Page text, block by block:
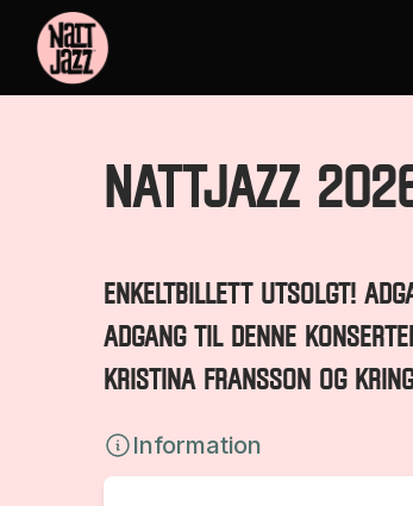
Nattjazz
ENKELTBILLETT
adgang til denne konserten.
KRISTINA FRANSSON OG
Information